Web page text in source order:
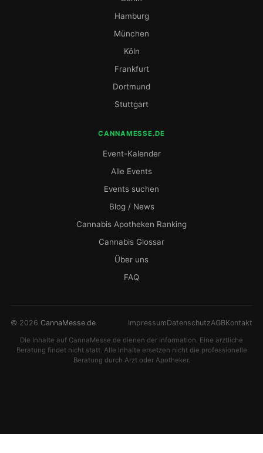
Hamburg
München
Köln
Frankfurt
Dortmund
Stuttgart
CANNAMESSE.DE
Event-Kalender
Alle Events
Events suchen
Blog / News
Cannabis Apotheken Ranking
Cannabis Glossar
Über uns
FAQ
© 2026 CannaMesse.de ImpressumDatenschutzAGBKontakt
Die Inhalte auf CannaMesse.de dienen der Information. Eine ärztliche
Beratung findet nicht statt. Alle Inhalte ersetzen nicht die professionelle
Beratung durch Arzt oder Apotheker.